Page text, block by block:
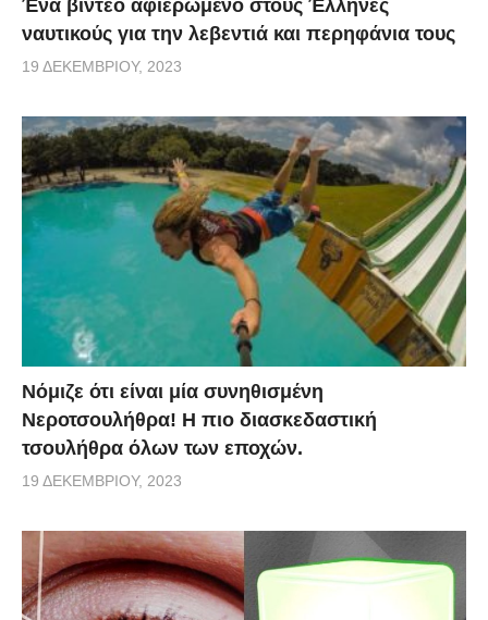
Ένα βίντεο αφιερωμένο στους Έλληνες
ναυτικούς για την λεβεντιά και περηφάνια τους
19 ΔΕΚΕΜΒΡΊΟΥ, 2023
Νόμιζε ότι είναι μία συνηθισμένη
Νεροτσουλήθρα! Η πιο διασκεδαστική
τσουλήθρα όλων των εποχών.
19 ΔΕΚΕΜΒΡΊΟΥ, 2023